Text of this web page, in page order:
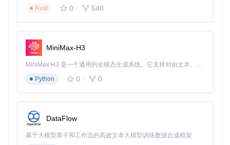
Rust
0 540
MiniMax-H3
MiniMax H3 是一个通用的全模态生成系统。它支持对由文本、图像、视频和音频组成的多模态上下文进行统一理解，并能生成分辨率高达 2K、时长可达 15 秒的带原生立体声音频的视频。得益于面向任务泛化的系统设计，H3 在预训练阶段就已具备广泛的多模态上下文理解与生成能力，能够出色地执行复杂的多模态指令。
Python
0 0
DataFlow
基于大模型算子和工作流的高效文本大模型训练数据合成框架